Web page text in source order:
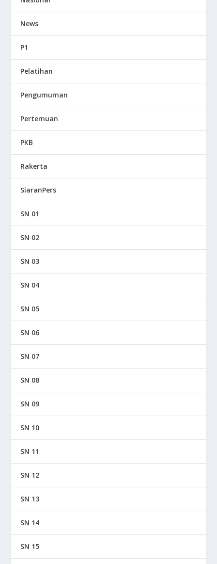
News
P1
Pelatihan
Pengumuman
Pertemuan
PKB
Rakerta
SiaranPers
SN 01
SN 02
SN 03
SN 04
SN 05
SN 06
SN 07
SN 08
SN 09
SN 10
SN 11
SN 12
SN 13
SN 14
SN 15